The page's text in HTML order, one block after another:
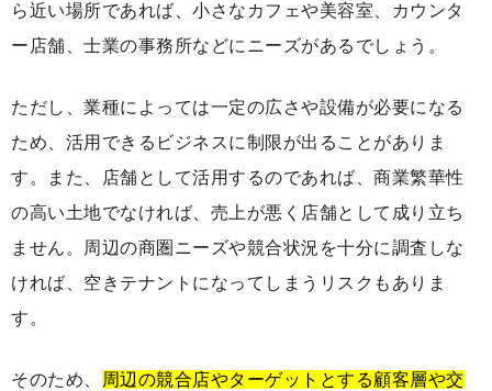
ら近い場所であれば、小さなカフェや美容室、カウンタ
ー店舗、士業の事務所などにニーズがあるでしょう。
ただし、業種によっては一定の広さや設備が必要になる
ため、活用できるビジネスに制限が出ることがありま
す。また、店舗として活用するのであれば、商業繁華性
の高い土地でなければ、売上が悪く店舗として成り立ち
ません。周辺の商圏ニーズや競合状況を十分に調査しな
ければ、空きテナントになってしまうリスクもありま
す。
そのため、 周辺の競合店やターゲットとする顧客層や交